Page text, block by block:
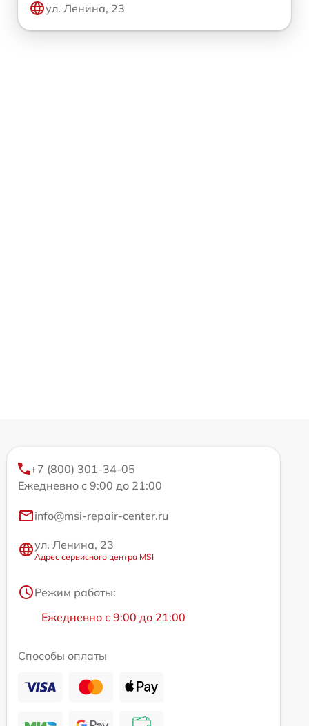
ул. Ленина, 23
+7 (800) 301-34-05
Ежедневно с 9:00 до 21:00
info@msi-repair-center.ru
ул. Ленина, 23
Адрес сервисного центра MSI
Режим работы:
Ежедневно с 9:00 до 21:00
Способы оплаты